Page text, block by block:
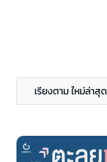
เรียงตาม ใหม่ล่าสุด